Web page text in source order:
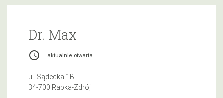
Dr. Max
access_time aktualnie otwarta
ul. Sądecka 1B
34-700 Rabka-Zdrój